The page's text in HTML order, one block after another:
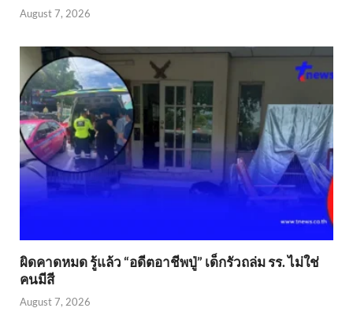
August 7, 2026
ผิดคาดหมด รู้แล้ว “อดีตอาชีพปู่” เด็กรัวถล่ม รร. ไม่ใช่
คนมีสี
August 7, 2026